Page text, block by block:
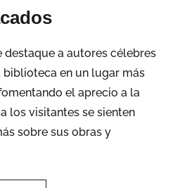
a autores célebres
en un lugar más
el aprecio a la
los visitantes se sienten
sobre sus obras y